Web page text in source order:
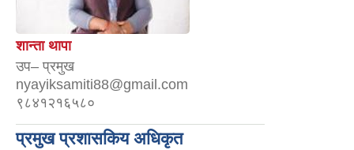
शान्ता थापा
उप– प्रमुख
nyayiksamiti88@gmail.com
९८४१२१६५८०
प्रमुख प्रशासकिय अधिकृत